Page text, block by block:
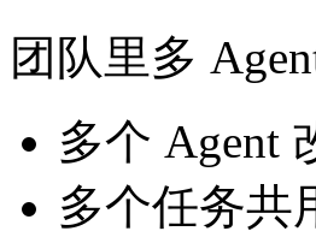
团队里多
多个 Agent
多个任务共